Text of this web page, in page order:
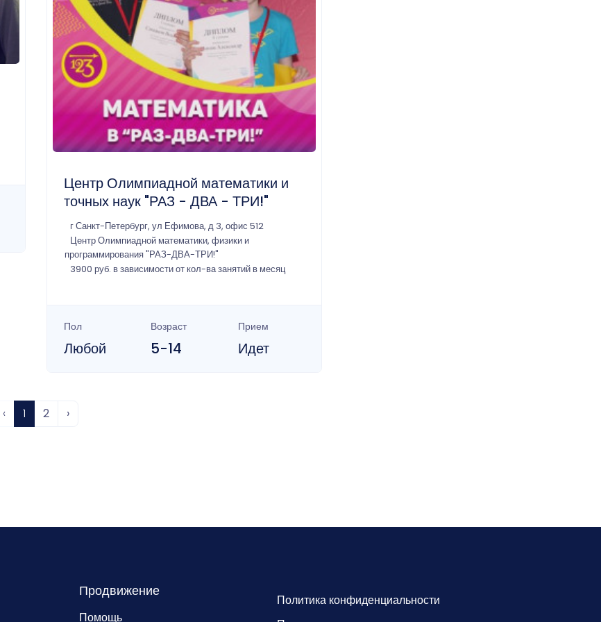
Центр Олимпиадной математики и
точных наук "РАЗ - ДВА - ТРИ!"
г Санкт-Петербург, ул Ефимова, д 3, офис 512
Центр Олимпиадной математики, физики и
программирования "РАЗ-ДВА-ТРИ!"
3900 руб. в зависимости от кол-ва занятий в месяц
Пол
Любой
Возраст
5-14
Прием
Идет
‹ 1 2 ›
Продвижение
Помощь
Политика конфиденциальности